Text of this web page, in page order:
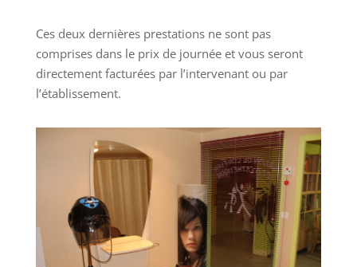
Ces deux dernières prestations ne sont pas
comprises dans le prix de journée et vous seront
directement facturées par l’intervenant ou par
l’établissement.